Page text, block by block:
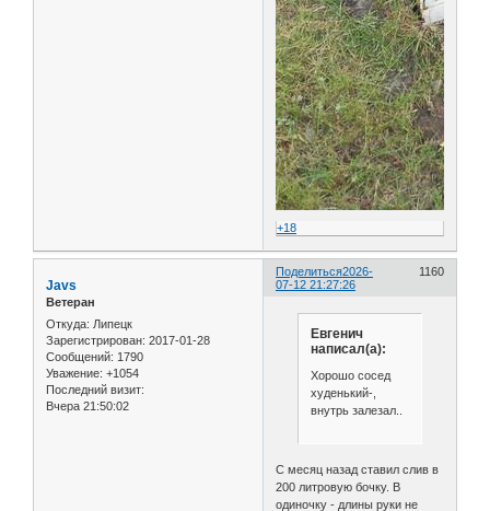
+18
Поделиться 1160
2026-
07-12 21:27:26
Javs
Ветеран
Откуда: Липецк
Зарегистрирован: 2017-01-28
Сообщений: 1790
Уважение: +1054
Последний визит:
Вчера 21:50:02
Евгенич
написал(а):
Хорошо сосед
худенький-,
внутрь залезал..
С месяц назад ставил слив в
200 литровую бочку. В
одиночку - длины руки не